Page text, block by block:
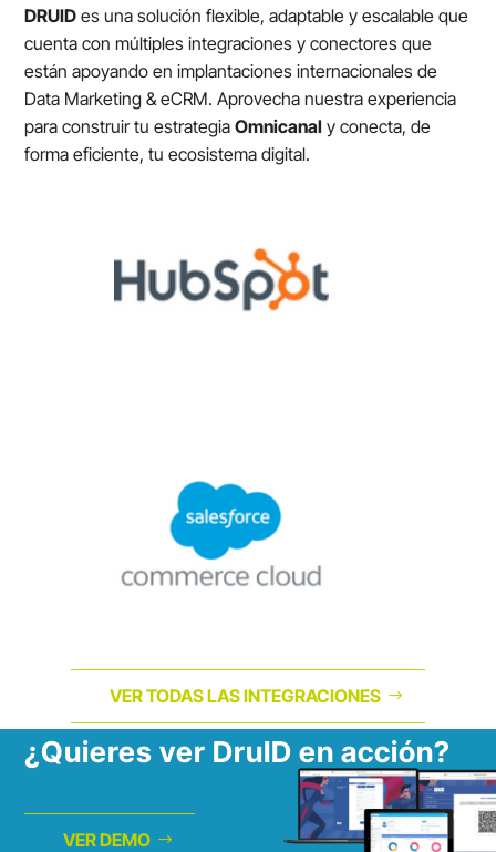
DRUID es una solución flexible, adaptable y escalable que
cuenta con múltiples integraciones y conectores que
están apoyando en implantaciones internacionales de
Data Marketing & eCRM. Aprovecha nuestra experiencia
para construir tu estrategiaOmnicanal y conecta, de
forma eficiente, tu ecosistema digital.
VER TODAS LAS INTEGRACIONES
¿Quieres ver DruID en acción?
VER DEMO